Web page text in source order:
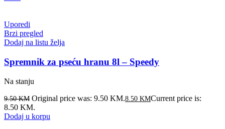
Uporedi
Brzi pregled
Dodaj na listu želja
Spremnik za pseću hranu 8l – Speedy
Na stanju
9.50KM Original price was: 9.50 KM.8.50 KMCurrent price is:
8.50 KM.
Dodaj u korpu